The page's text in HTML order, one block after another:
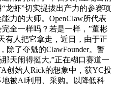
龙虾”切实提拔出产力的参赛项
力的大师。OpenClaw所代表
全一样吗？若是一样，”董彬
有人把它拿走，近日，由于正
除了夺魁的ClawFounder。警
天闹得挺大,”正在糊口赛道一
创始人Rick的想象中，获YC投
被AI利用、采购。以降低科